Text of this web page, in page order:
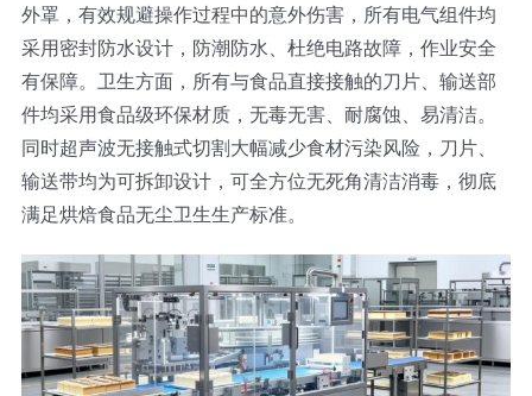
外罩，有效规避操作过程中的意外伤害，所有电气组件均
采用密封防水设计，防潮防水、杜绝电路故障，作业安全
有保障。卫生方面，所有与食品直接接触的刀片、输送部
件均采用食品级环保材质，无毒无害、耐腐蚀、易清洁。
同时超声波无接触式切割大幅减少食材污染风险，刀片、
输送带均为可拆卸设计，可全方位无死角清洁消毒，彻底
满足烘焙食品无尘卫生生产标准。